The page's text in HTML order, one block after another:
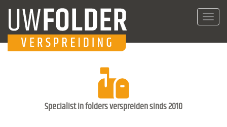
Specialist in folders verspreiden sinds 2010